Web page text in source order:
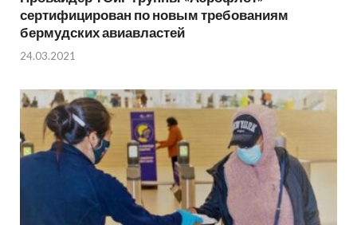
сертифицирован по новым требованиям
бермудских авиавластей
24.03.2021